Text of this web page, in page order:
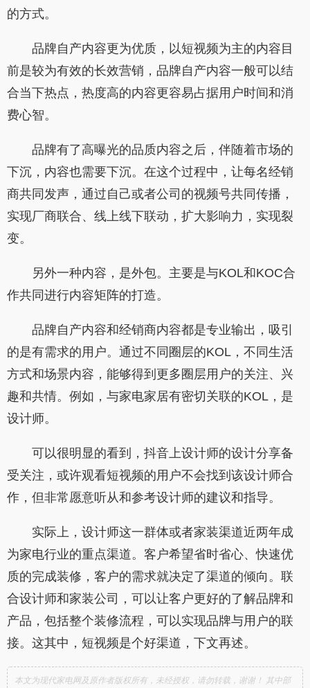
的方式。
品牌自产内容更为优质，以短视频为主的内容目
前是较为有效的长效营销，品牌自产内容一般可以结
合当下热点，热度高的内容更容易占据用户时间和消
费心智。
品牌有了高曝光的品质内容之后，伴随着市场的
下沉，内容也需要下沉。在这个过程中，让每名经销
商共同发声，通过自己或者公司的视频号共同传播，
实现厂商联合、线上线下联动，扩大影响力，实现裂
变。
另外一种内容，是外包。主要是与KOL和KOC合
作共同进行内容矩阵的打造。
品牌自产内容和经销商内容都是专业输出，吸引
的是有需求的用户。通过不同圈层的KOL，不同生活
方式和场景内容，能够得到更多圈层用户的关注、兴
趣和共情。例如，与家电家居有密切关联的KOL，是
设计师。
可以很明显的看到，抖音上设计师的设计分享备
受关注，或许观看短视频的用户不会找到该设计师合
作，但非常愿意听从和参考设计师的建议和指导。
实际上，设计师这一群体或者家装渠道近两年成
为家电行业的重点渠道。客户希望省时省心、快速优
质的完成装修，客户的需求就决定了渠道的倾向。联
合设计师和家装公司，可以让客户更好的了解品牌和
产品，包括整个装修流程，可以实现品牌与用户的联
接。这其中，短视频是个好渠道，下文再述。
本文为现代家电网及原作者版权所有，未经授权，请勿转载，谢谢！ 其中部